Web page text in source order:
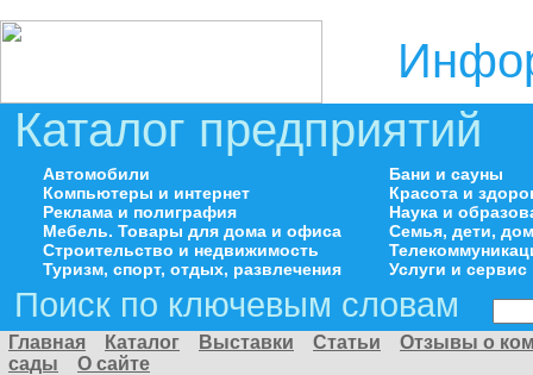
Каталог предприятий
Автомобили
Компьютеры и интернет
Реклама и полиграфия
Мебель. Товары для дома и офиса
Строительство и недвижимость
Туризм, спорт, отдых, развлечения
Бани и сауны
Красота и
Наука и
Семья, дети,
Услуги и сервис
Поиск по ключевым словам
Главная Каталог Выставки Статьи
Отзывы о
сады
О сайте